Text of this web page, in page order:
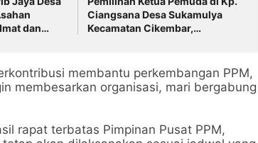
dan
Ciangsana Desa Sukamulya
Kecamatan Cikembar,
membantu perkembangan PPM,
membesarkan organisasi, mari bergabung
rapat terbatas Pimpinan Pusat PPM,